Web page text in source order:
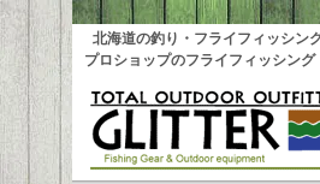
北海道の釣り・フライフィッシン
プロショップのフライフィッシン